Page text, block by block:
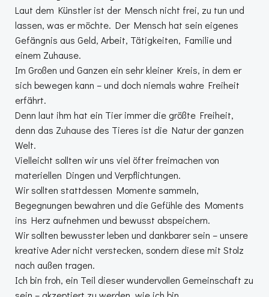
Laut dem Künstler ist der Mensch nicht frei, zu tun und
lassen, was er möchte. Der Mensch hat sein eigenes
Gefängnis aus Geld, Arbeit, Tätigkeiten, Familie und
einem Zuhause.
Im Großen und Ganzen ein sehr kleiner Kreis, in dem er
sich bewegen kann – und doch niemals wahre Freiheit
erfährt.
Denn laut ihm hat ein Tier immer die größte Freiheit,
denn das Zuhause des Tieres ist die Natur der ganzen
Welt.
Vielleicht sollten wir uns viel öfter freimachen von
materiellen Dingen und Verpflichtungen.
Wir sollten stattdessen Momente sammeln,
Begegnungen bewahren und die Gefühle des Moments
ins Herz aufnehmen und bewusst abspeichern.
Wir sollten bewusster leben und dankbarer sein – unsere
kreative Ader nicht verstecken, sondern diese mit Stolz
nach außen tragen.
Ich bin froh, ein Teil dieser wundervollen Gemeinschaft zu